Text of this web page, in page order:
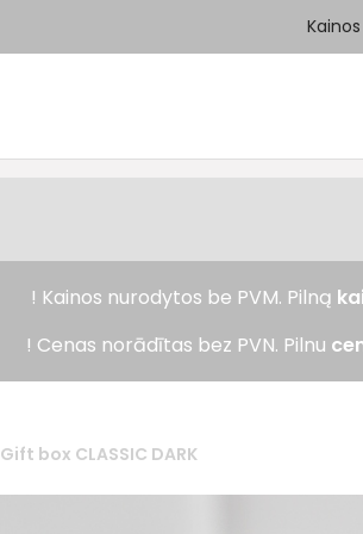
! Kainos nurodytos be PVM. Pilną
! Cenas norādītas bez PVN. Pilnu
Gift box CLASSIC DARK